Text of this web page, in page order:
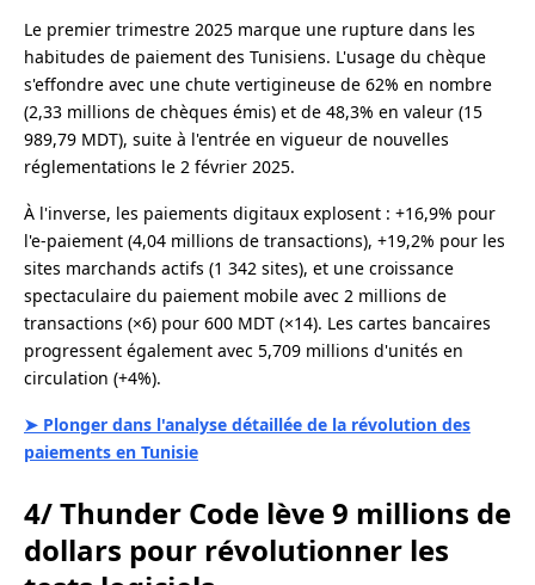
Le premier trimestre 2025 marque une rupture dans les
habitudes de paiement des Tunisiens. L'usage du chèque
s'effondre avec une chute vertigineuse de 62% en nombre
(2,33 millions de chèques émis) et de 48,3% en valeur (15
989,79 MDT), suite à l'entrée en vigueur de nouvelles
réglementations le 2 février 2025.
À l'inverse, les paiements digitaux explosent : +16,9% pour
l'e-paiement (4,04 millions de transactions), +19,2% pour les
sites marchands actifs (1 342 sites), et une croissance
spectaculaire du paiement mobile avec 2 millions de
transactions (×6) pour 600 MDT (×14). Les cartes bancaires
progressent également avec 5,709 millions d'unités en
circulation (+4%).
➤ Plonger dans l'analyse détaillée de la révolution des
paiements en Tunisie
4/ Thunder Code lève 9 millions de
dollars pour révolutionner les